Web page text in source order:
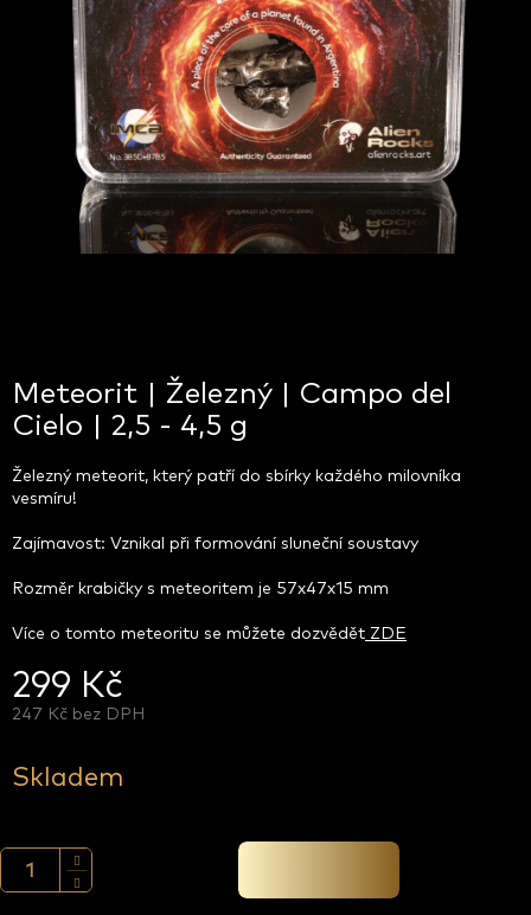
Meteorit | Železný | Campo del
Cielo | 2,5 - 4,5 g
299 Kč
247 Kč bez DPH
cena:
Skladem
Železný meteorit, který patří do sbírky každého milovníka
vesmíru!
Zajímavost: Vznikal při formování sluneční soustavy
Rozměr krabičky s meteoritem je 57x47x15 mm
Více o tomto meteoritu se můžete dozvědět ZDE